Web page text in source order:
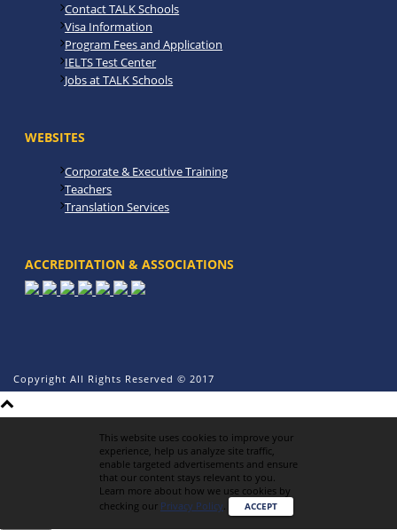
Contact TALK Schools
Visa Information
Program Fees and Application
IELTS Test Center
Jobs at TALK Schools
WEBSITES
Corporate & Executive Training
Teachers
Translation Services
ACCREDITATION & ASSOCIATIONS
Copyright All Rights Reserved © 2017
This website uses cookies to improve your
experience, help us analyze site traffic,
enable targeted advertisements and ensure
that our content stays relevant to you.
Learn more about how we use cookies by
checking our Privacy Policy. ACCEPT